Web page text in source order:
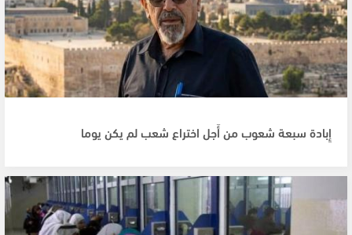
إِبادة سبعة شعوب من أَجل اختراع شعب لم يكن يوما